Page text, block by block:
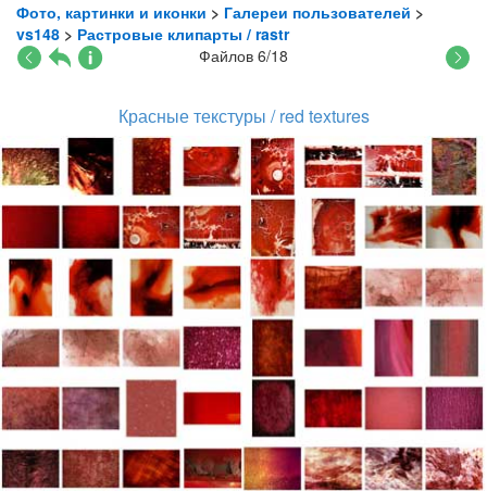
Фото, картинки и иконки > Галереи пользователей >
vs148 > Растровые клипарты / rastr
Файлов 6/18
Красные текстуры / red textures